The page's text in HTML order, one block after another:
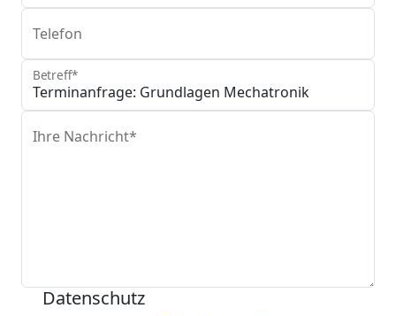
Telefon
Betreff*
Ihre Nachricht*
Datenschutz